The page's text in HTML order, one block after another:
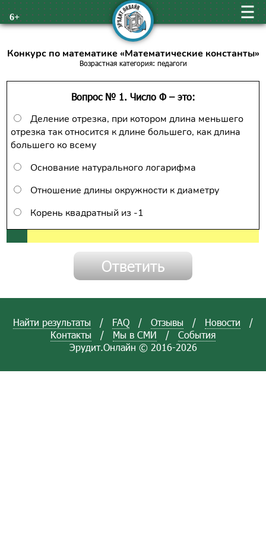
6+
Конкурс по математике «Математические константы»
Возрастная категория: педагоги
Вопрос № 1. Число Φ – это:
Деление отрезка, при котором длина меньшего
отрезка так относится к длине большего, как длина
большего ко всему
Основание натурального логарифма
Отношение длины окружности к диаметру
Корень квадратный из -1
Найти результаты / FAQ / Отзывы / Новости
/
Контакты
/ Мы в СМИ /
События
Эрудит.Онлайн © 2016-2026